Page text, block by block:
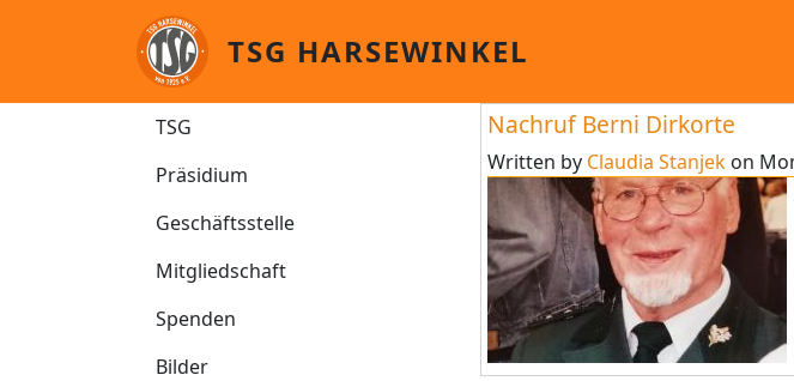
Skip to main content
TSG HARSEWINKEL
TSG
TSG
Präsidium
Geschäftsstelle
Mitgliedschaft
Spenden
Bilder
Nachruf Berni Dirkorte
Written by Claudia Stanjek on